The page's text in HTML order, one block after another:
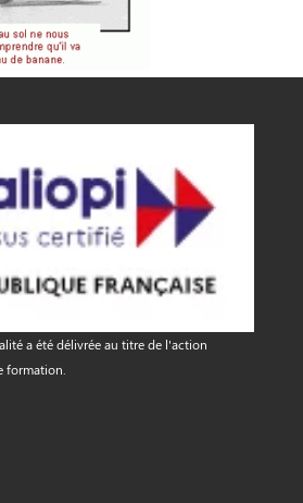
a été délivrée au titre de l'action
formation.